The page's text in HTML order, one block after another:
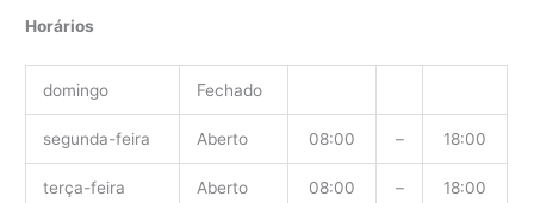
Horários
domingo Fechado
segunda-feira Aberto 08:00 – 18:00
terça-feira Aberto 08:00 – 18:00